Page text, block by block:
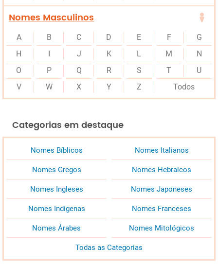
Nomes Masculinos
A B C D E F
G
H
J K L M
N
O
P Q R S T
U
V
W X Y Z Todos
Categorias em destaque
Nomes Bíblicos Nomes Italianos
Nomes Gregos Nomes Hebraicos
Nomes Ingleses Nomes Japoneses
Nomes Indígenas Nomes Franceses
Nomes Árabes Nomes Mitológicos
Todas as Categorias